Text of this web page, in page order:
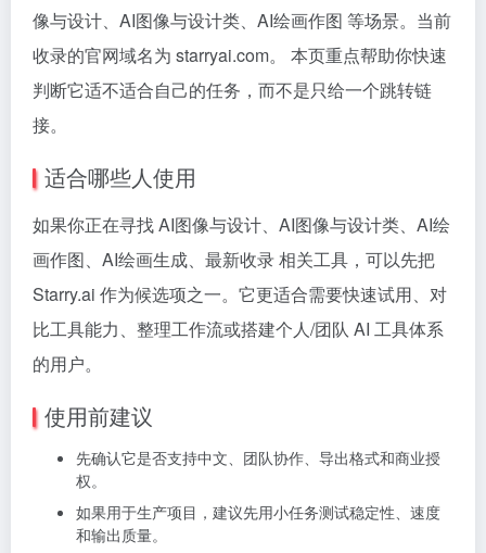
像与设计、AI图像与设计类、AI绘画作图 等场景。当前
收录的官网域名为 starryai.com。 本页重点帮助你快速
判断它适不适合自己的任务，而不是只给一个跳转链
接。
适合哪些人使用
如果你正在寻找 AI图像与设计、AI图像与设计类、AI绘
画作图、AI绘画生成、最新收录 相关工具，可以先把
Starry.ai 作为候选项之一。它更适合需要快速试用、对
比工具能力、整理工作流或搭建个人/团队 AI 工具体系
的用户。
使用前建议
先确认它是否支持中文、团队协作、导出格式和商业授
权。
如果用于生产项目，建议先用小任务测试稳定性、速度
和输出质量。